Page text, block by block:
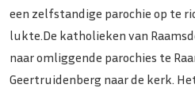
een zelfstandige parochie op te
lukte.De katholieken van
naar omliggende parochies te
Geertruidenberg naar de kerk.